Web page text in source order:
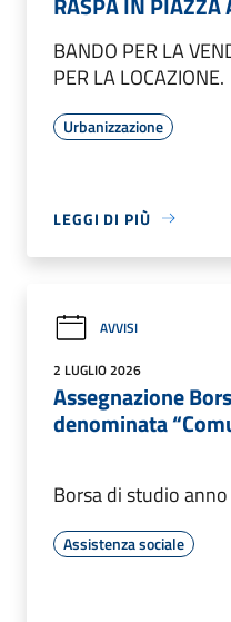
BANDO PER LA
PER LA LOCAZIONE.
Urbanizzazione
LEGGI DI PIÙ
AVVISI
2 LUGLIO 2026
Assegnazione
denominata
Borsa di studio
Assistenza sociale